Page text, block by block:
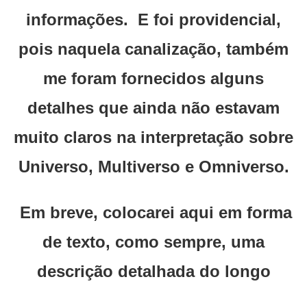
informações. E foi providencial,
pois naquela canalização, também
me foram fornecidos alguns
detalhes que ainda não estavam
muito claros na interpretação sobre
Universo, Multiverso e Omniverso.
Em breve, colocarei aqui em forma
de texto, como sempre, uma
descrição detalhada do longo